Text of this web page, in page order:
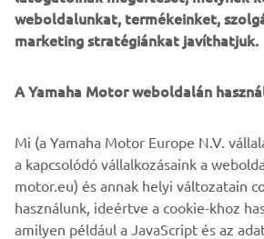
elrendezés és a rendkívüli kényelem
tervezés gyümölcse. A Jeanneau
céljuk, hogy a közösen átélt hajózás
számára elérhető, tiszta és őszinte
weboldalunkat, termékeinket,
marketing stratégiánkat javíthatjuk.
A Yamaha Motor weboldalán
Mi (a Yamaha Motor Europe N.V.
a kapcsolódó vállalkozásaink a
motor.eu) és annak helyi változatain
használunk, ideértve a cookie-khoz
amilyen például a JavaScript és az